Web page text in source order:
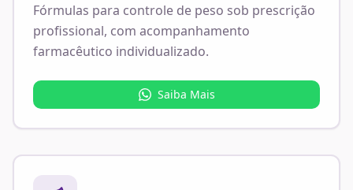
Fórmulas para controle de peso sob prescrição
profissional, com acompanhamento
farmacêutico individualizado.
Saiba Mais